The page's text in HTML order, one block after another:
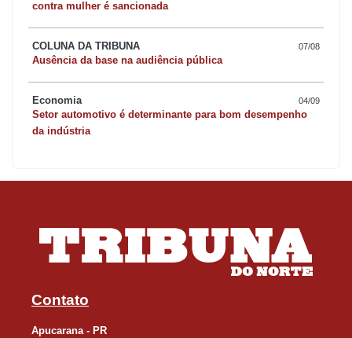
contra mulher é sancionada
COLUNA DA TRIBUNA 07/08
Ausência da base na audiência pública
Economia 04/09
Setor automotivo é determinante para bom desempenho
da indústria
Contato
Apucarana - PR